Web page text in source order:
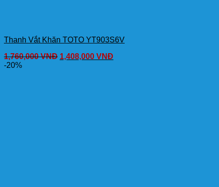
Thanh Vắt Khăn TOTO YT903S6V
1,760,000VNĐ 1,408,000 VNĐ
-20%